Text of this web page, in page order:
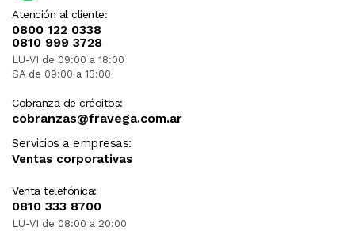
Atención al cliente:
0800 122 0338
0810 999 3728
LU-VI de 09:00 a 18:00
SA de 09:00 a 13:00
Cobranza de créditos:
cobranzas@fravega.com.ar
Servicios a empresas:
Ventas corporativas
Venta telefónica:
0810 333 8700
LU-VI de 08:00 a 20:00